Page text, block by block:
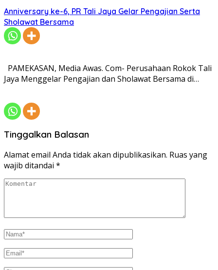
Anniversary ke-6, PR Tali Jaya Gelar Pengajian Serta
Sholawat Bersama
PAMEKASAN, Media Awas. Com- Perusahaan Rokok Tali
Jaya Menggelar Pengajian dan Sholawat Bersama di…
Tinggalkan Balasan
Alamat email Anda tidak akan dipublikasikan. Ruas yang
wajib ditandai *